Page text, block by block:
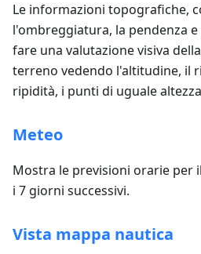
Le informazioni topografiche,
l'ombreggiatura, la pendenza
fare una valutazione visiva
terreno vedendo l'altitudine, il
ripidità, i punti di uguale
Meteo
Mostra le previsioni orarie per
i 7 giorni successivi.
Vista mappa nautica